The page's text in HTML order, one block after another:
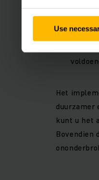
Use LAN/
Het
duurzamer
kunt u het
Bovendien